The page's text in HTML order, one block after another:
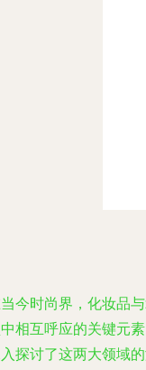
今时尚界，化妆品
相互呼应的关键元
探讨了这两大领域